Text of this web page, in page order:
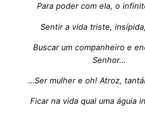
Para poder com ela, o
Sentir a vida triste,
Buscar um companheiro e
Senhor…
…Ser mulher e oh! Atroz,
Ficar na vida qual uma águia